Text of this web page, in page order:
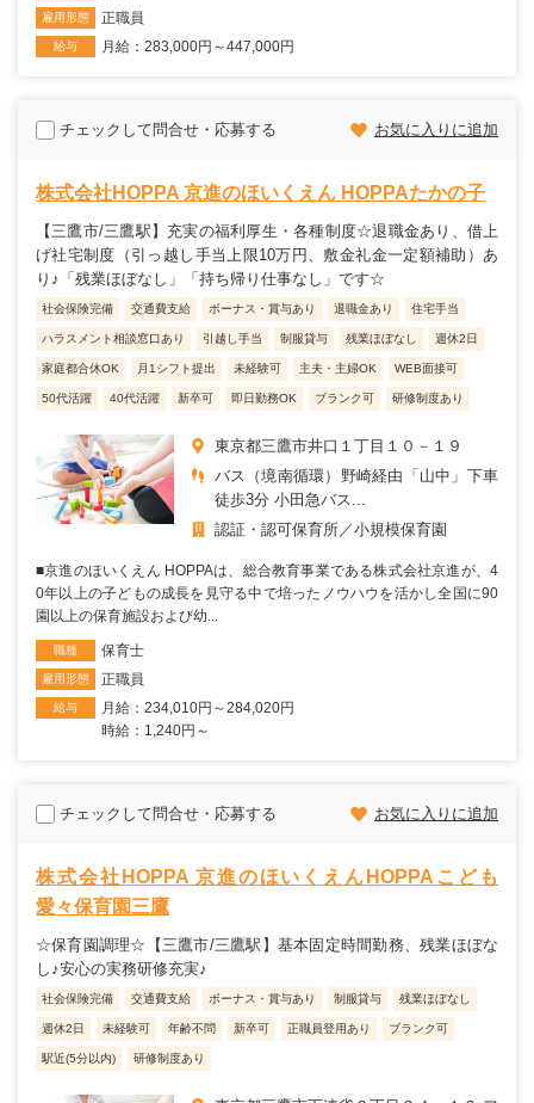
雇用形態 正職員
給与 月給：283,000円～447,000円
チェックして問合せ・応募する お気に入りに追加
株式会社HOPPA 京進のほいくえん HOPPAたかの子
【三鷹市/三鷹駅】充実の福利厚生・各種制度☆退職金あり、借上
げ社宅制度（引っ越し手当上限10万円、敷金礼金一定額補助）あ
り♪「残業ほぼなし」「持ち帰り仕事なし」です☆
社会保険完備 交通費支給 ボーナス・賞与あり 退職金あり 住宅手当
ハラスメント相談窓口あり 引越し手当 制服貸与 残業ほぼなし 週休2日
家庭都合休OK 月1シフト提出 未経験可 主夫・主婦OK WEB面接可
50代活躍 40代活躍 新卒可 即日勤務OK ブランク可 研修制度あり
東京都三鷹市井口１丁目１０－１９
バス（境南循環）野崎経由「山中」下車
徒歩3分 小田急バス...
認証・認可保育所
小規模保育園
■京進のほいくえん HOPPAは、総合教育事業である株式会社京進が、4
0年以上の子どもの成長を見守る中で培ったノウハウを活かし全国に90
園以上の保育施設および幼...
職種 保育士
雇用形態 正職員
給与
月給：234,010円～284,020円
時給：1,240円～
チェックして問合せ・応募する お気に入りに追加
株式会社HOPPA 京進のほいくえんHOPPAこども
愛々保育園三鷹
☆保育園調理☆【三鷹市/三鷹駅】基本固定時間勤務、残業ほぼな
し♪安心の実務研修充実♪
社会保険完備 交通費支給 ボーナス・賞与あり 制服貸与 残業ほぼなし
週休2日 未経験可 年齢不問 新卒可 正職員登用あり ブランク可
駅近(5分以内) 研修制度あり